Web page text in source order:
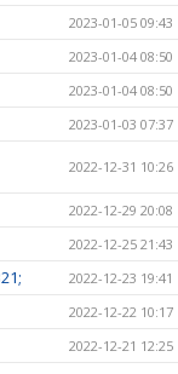
2023-01-05 09:43
2023-01-04 08:50
2023-01-04 08:50
2023-01-03 07:37
2022-12-31 10:26
2022-12-29 20:08
2022-12-25 21:43
2022-12-23 19:41
2022-12-22 10:17
2022-12-21 12:25